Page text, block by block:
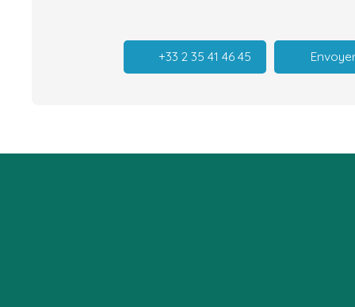
+33 2 35 41 46 45